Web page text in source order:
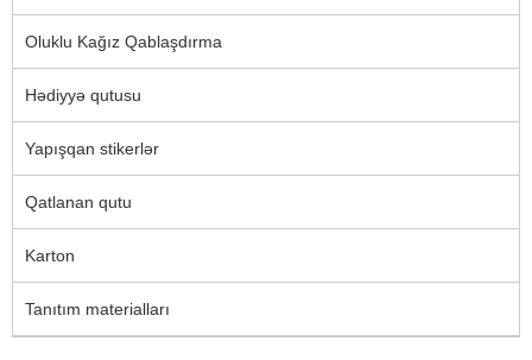
Oluklu Kağız Qablaşdırma
Hədiyyə qutusu
Yapışqan stikerlər
Qatlanan qutu
Karton
Tanıtım materialları